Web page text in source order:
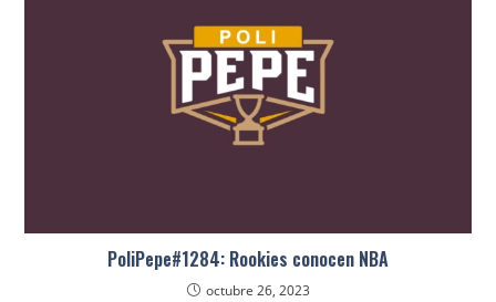
PoliPepe#1284: Rookies conocen NBA
octubre 26, 2023